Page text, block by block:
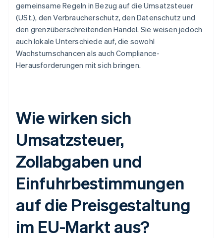
gemeinsame Regeln in Bezug auf die Umsatzsteuer
(USt.), den Verbraucherschutz, den Datenschutz und
den grenzüberschreitenden Handel. Sie weisen jedoch
auch lokale Unterschiede auf, die sowohl
Wachstumschancen als auch Compliance-
Herausforderungen mit sich bringen.
Wie wirken sich
Umsatzsteuer,
Zollabgaben und
Einfuhrbestimmungen
auf die Preisgestaltung
im EU-Markt aus?